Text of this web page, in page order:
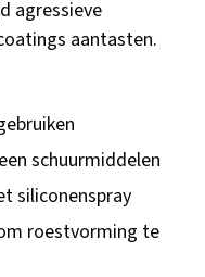
agressieve
aantasten.
schuurmiddelen
siliconenspray
roestvorming te